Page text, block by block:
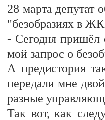
28 марта депутат
"безобразиях в
- Сегодня пришёл
мой запрос о
А предистория
передали мне
разные
Так вот, как